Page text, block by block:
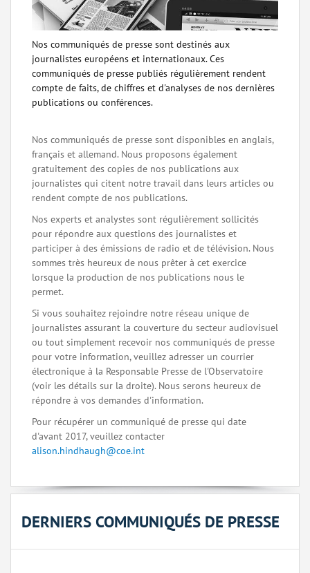
Nos communiqués de presse sont destinés aux
journalistes européens et internationaux. Ces
communiqués de presse publiés régulièrement rendent
compte de faits, de chiffres et d'analyses de nos dernières
publications ou conférences.
Nos communiqués de presse sont disponibles en anglais,
français et allemand. Nous proposons également
gratuitement des copies de nos publications aux
journalistes qui citent notre travail dans leurs articles ou
rendent compte de nos publications.
Nos experts et analystes sont régulièrement sollicités
pour répondre aux questions des journalistes et
participer à des émissions de radio et de télévision. Nous
sommes très heureux de nous prêter à cet exercice
lorsque la production de nos publications nous le
permet.
Si vous souhaitez rejoindre notre réseau unique de
journalistes assurant la couverture du secteur audiovisuel
ou tout simplement recevoir nos communiqués de presse
pour votre information, veuillez adresser un courrier
électronique à la Responsable Presse de l'Observatoire
(voir les détails sur la droite). Nous serons heureux de
répondre à vos demandes d'information.
Pour récupérer un communiqué de presse qui date
d'avant 2017, veuillez contacter
alison.hindhaugh@coe.int
DERNIERS COMMUNIQUÉS DE PRESSE